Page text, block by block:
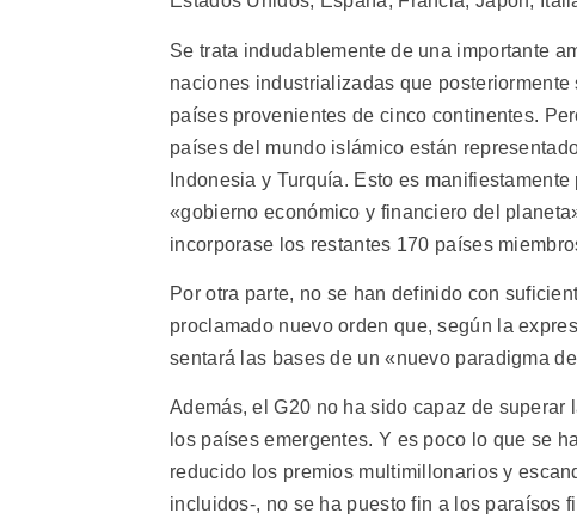
Se trata indudablemente de una importante
naciones industrializadas que
países provenientes de cinco continentes.
países del mundo islámico están
Indonesia y Turquía. Esto es
«gobierno económico y financiero del
incorporase los restantes 170 países
Por otra parte, no se han definido con
proclamado nuevo orden que, según la
sentará las bases de un «nuevo paradigma
Además, el G20 no ha sido capaz de
los países emergentes. Y es poco lo que se
reducido los premios multimillonarios y
incluidos-, no se ha puesto fin a los paraísos